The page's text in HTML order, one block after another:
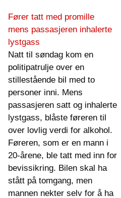
Fører tatt med promille
mens passasjeren inhalerte
lystgass
Natt til søndag kom en
politipatrulje over en
stillestående bil med to
personer inni. Mens
passasjeren satt og inhalerte
lystgass, blåste føreren til
over lovlig verdi for alkohol.
Føreren, som er en mann i
20-årene, ble tatt med inn for
bevissikring. Bilen skal ha
stått på tomgang, men
mannen nekter selv for å ha